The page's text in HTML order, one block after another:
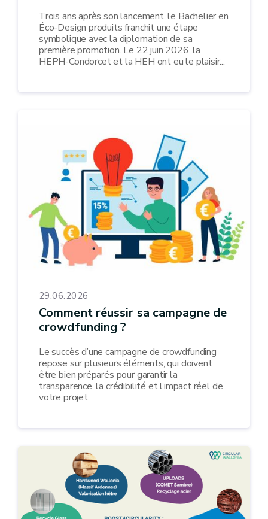
Trois ans après son lancement, le Bachelier en
Éco-Design produits franchit une étape
symbolique avec la diplomation de sa
première promotion. Le 22 juin 2026, la
HEPH-Condorcet et la HEH ont eu le plaisir...
29.06.2026
Comment réussir sa campagne de
crowdfunding ?
Le succès d’une campagne de crowdfunding
repose sur plusieurs éléments, qui doivent
être bien préparés pour garantir la
transparence, la crédibilité et l’impact réel de
votre projet.